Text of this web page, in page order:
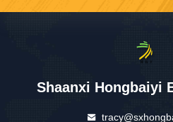
Shaanxi Hongbaiyi